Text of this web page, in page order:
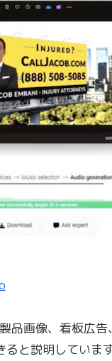
品画像、看板広
ると説明してい